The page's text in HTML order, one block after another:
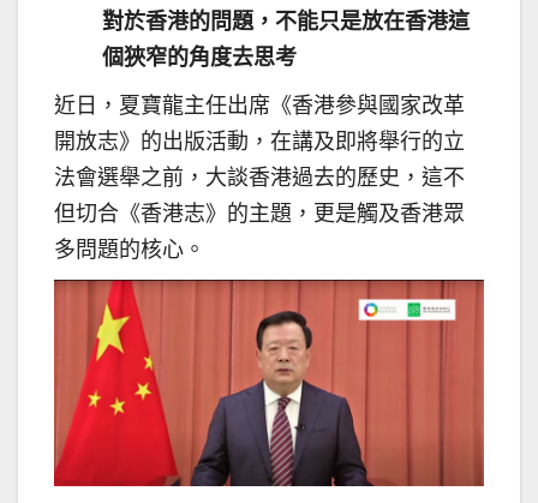
對於香港的問題，不能只是放在香港這
個狹窄的角度去思考
近日，夏寶龍主任出席《香港參與國家改革
開放志》的出版活動，在講及即將舉行的立
法會選舉之前，大談香港過去的歷史，這不
但切合《香港志》的主題，更是觸及香港眾
多問題的核心。